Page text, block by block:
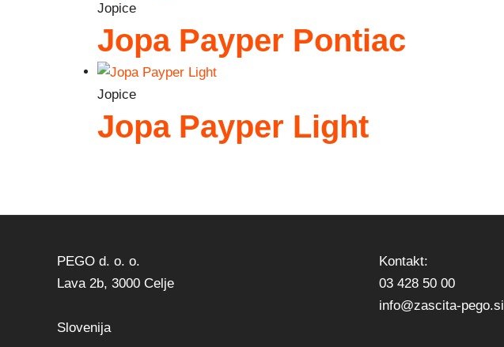
Jopice
Jopa Payper Pontiac
Jopice
Jopa Payper Light
PEGO d. o. o.
Lava 2b, 3000 Celje
Slovenija
Kontakt:
03 428 50 00
info@zascita-pego.si